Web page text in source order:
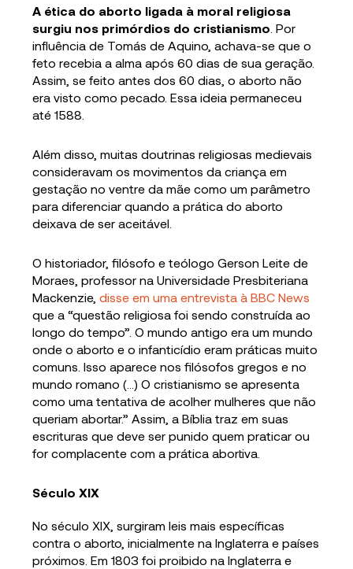
A ética do aborto ligada à moral religiosa
surgiu nos primórdios do cristianismo . Por
influência de Tomás de Aquino, achava-se que o
feto recebia a alma após 60 dias de sua geração.
Assim, se feito antes dos 60 dias, o aborto não
era visto como pecado. Essa ideia permaneceu
até 1588.
Além disso, muitas doutrinas religiosas medievais
consideravam os movimentos da criança em
gestação no ventre da mãe como um parâmetro
para diferenciar quando a prática do aborto
deixava de ser aceitável.
O historiador, filósofo e teólogo Gerson Leite de
Moraes, professor na Universidade Presbiteriana
Mackenzie,disse em uma entrevista à BBC News
que a “questão religiosa foi sendo construída ao
longo do tempo”. O mundo antigo era um mundo
onde o aborto e o infanticídio eram práticas muito
comuns. Isso aparece nos filósofos gregos e no
mundo romano (…) O cristianismo se apresenta
como uma tentativa de acolher mulheres que não
queriam abortar.” Assim, a Bíblia traz em suas
escrituras que deve ser punido quem praticar ou
for complacente com a prática abortiva.
Século XIX
No século XIX, surgiram leis mais específicas
contra o aborto, inicialmente na Inglaterra e países
próximos. Em 1803 foi proibido na Inglaterra e